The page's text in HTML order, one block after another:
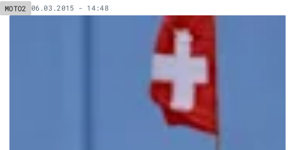
MOTO2 06.03.2015 - 14:48